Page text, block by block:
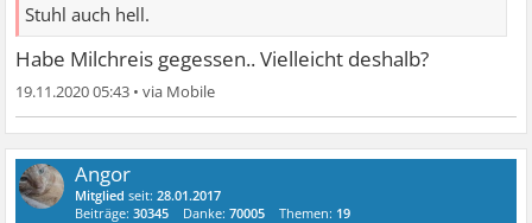
Stuhl auch hell.
Habe Milchreis gegessen.. Vielleicht deshalb?
19.11.2020 05:43 •
Angor
Mitglied seit:28.01.2017
Beiträge:30345 Danke:70005 Themen: 19